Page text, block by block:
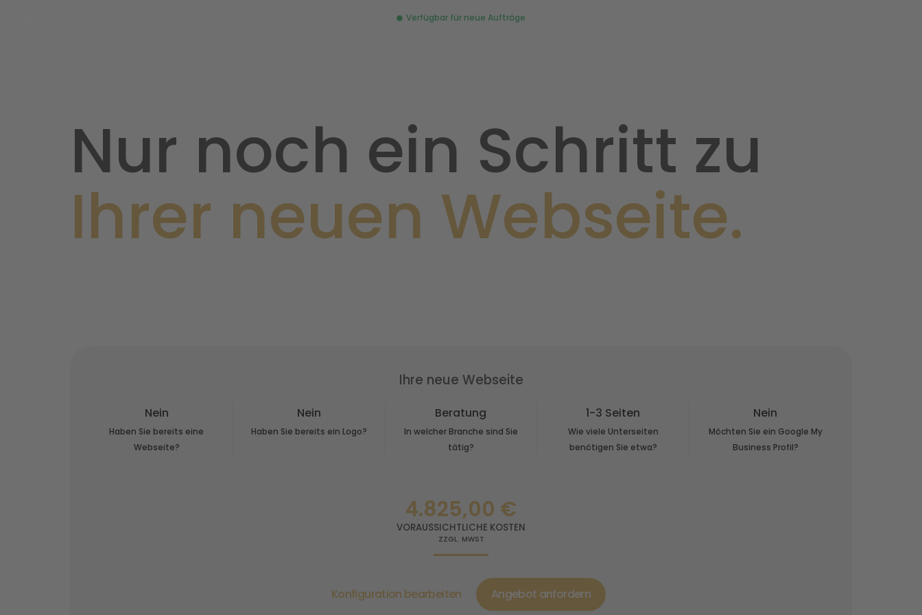
Verfügbar für neue Aufträge
Nur noch ein Schritt zu
Ihrer neuen Webseite.
Ihre neue Webseite
Nein
Haben Sie bereits eine
Webseite?
Nein
Haben Sie bereits ein Logo?
Beratung
In welcher Branche sind Sie
tätig?
1-3 Seiten
Wie viele Unterseiten
benötigen Sie etwa?
Nein
Möchten Sie ein Google My
Business Profil?
4.825,00 €
VORAUSSICHTLICHE KOSTEN
ZZGL. MWST
Konfiguration bearbeiten Angebot anfordern